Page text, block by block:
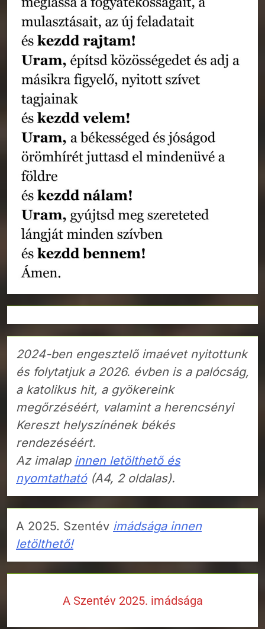
2024-ben engesztelő imaévet nyitottunk
és folytatjuk a 2026. évben is a palócság,
a katolikus hit, a gyökereink
megőrzéséért, valamint a herencsényi
Kereszt helyszínének békés
rendezéséért.
Az imalap innen letölthető és
nyomtatható(A4, 2 oldalas).
A 2025. Szentév imádsága innen
letölthető!
A Szentév 2025. imádsága